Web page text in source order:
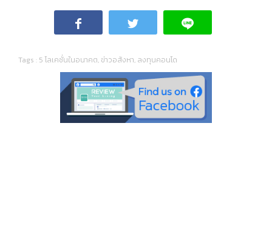
Tags : 5 โลเคชั่นในอนาคต, ข่าวอสังหา, ลงทุนคอนโด